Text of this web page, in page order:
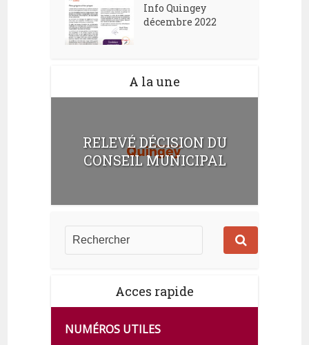
Info Quingey
décembre 2022
A la une
RELEVÉ DÉCISION DU
CONSEIL MUNICIPAL
Acces rapide
NUMÉROS UTILES